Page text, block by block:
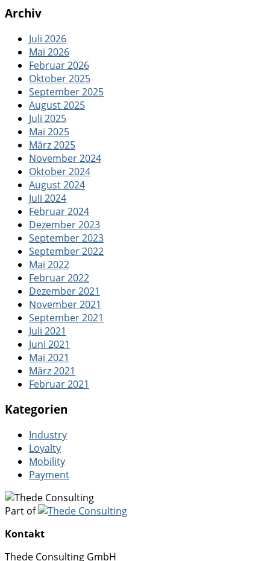
Archiv
Juli 2026
Mai 2026
Februar 2026
Oktober 2025
September 2025
August 2025
Juli 2025
Mai 2025
März 2025
November 2024
Oktober 2024
August 2024
Juli 2024
Februar 2024
Dezember 2023
September 2023
September 2022
Mai 2022
Februar 2022
Dezember 2021
November 2021
September 2021
Juli 2021
Juni 2021
Mai 2021
März 2021
Februar 2021
Kategorien
Industry
Loyalty
Mobility
Payment
Part of
Kontakt
Thede Consulting GmbH